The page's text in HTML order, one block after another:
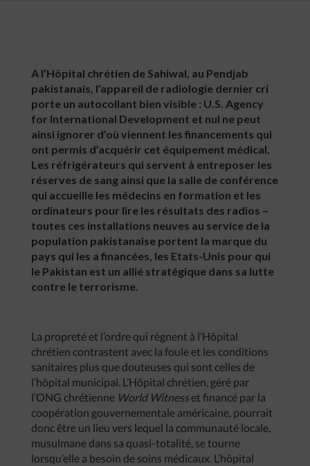
A l’Hôpital chrétien de Sahiwal, au Pendjab
pakistanais, l’appareil de radiologie dernier cri
porte un autocollant bien visible : U.S. Agency
for International Development et nul ne peut
ainsi ignorer d’où viennent les financements qui
ont permis d’acquérir cet équipement médical.
Les réfrigérateurs qui servent à entreposer les
réserves de sang ainsi que la salle de conférence
qui accueille les médecins en formation et les
ordinateurs pour lire les résultats des radios –
toutes ces installations neuves au service de la
population pakistanaise portent la marque du
pays qui les a financées, les Etats-Unis pour qui
le Pakistan est un allié stratégique dans sa lutte
contre le terrorisme.
La propreté et l’ordre qui règnent à l’Hôpital
chrétien contrastent avec la foule et les conditions
sanitaires plus que douteuses qui sont celles de
l’hôpital municipal. L’Hôpital chrétien, géré par
l’ONG chrétienne World Witnesset financé par la
coopération gouvernementale américaine, pourrait
donc être un lieu vers lequel la communauté locale,
musulmane dans sa quasi-totalité, se tourne
lorsqu’elle a besoin de soins médicaux. L’hôpital